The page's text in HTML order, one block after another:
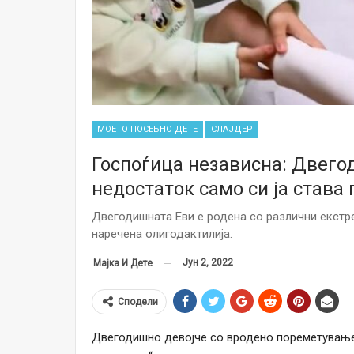
МОЕТО ПОСЕБНО ДЕТЕ СЛАЈДЕР
Госпоѓица независна:
недостаток само си ја става
Двегодишната Еви е родена со различни
наречена олигодактилија.
Мајка И Дете Јун 2, 2022
Сподели
Двегодишно девојче со вродено